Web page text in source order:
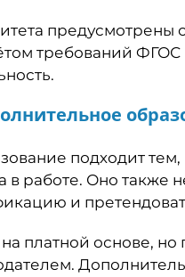
требований
подходит
в работе. Оно
и
платной основе,